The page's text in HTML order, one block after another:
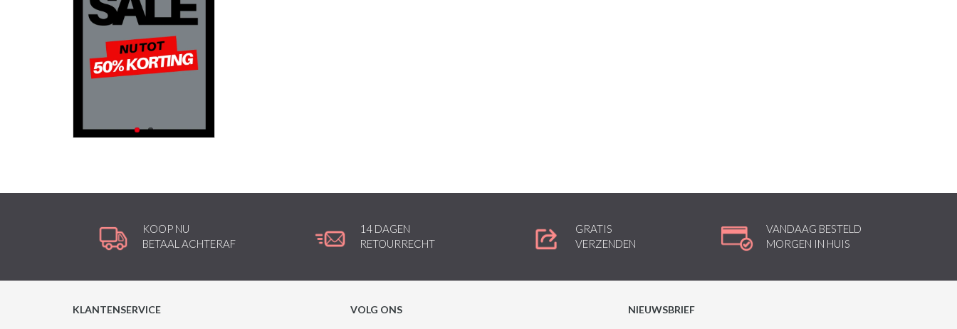
KOOP NU
BETAAL ACHTERAF
14 DAGEN
RETOURRECHT
GRATIS
VERZENDEN
VANDAAG BESTELD
MORGEN IN HUIS
KLANTENSERVICE VOLG ONS NIEUWSBRIEF